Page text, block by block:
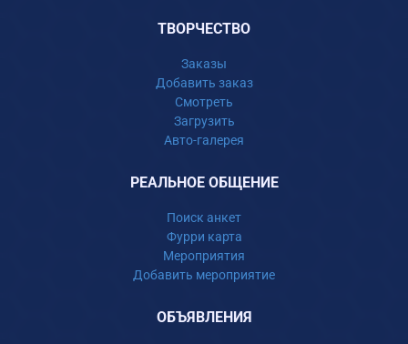
ТВОРЧЕСТВО
Заказы
Добавить заказ
Смотреть
Загрузить
Авто-галерея
РЕАЛЬНОЕ ОБЩЕНИЕ
Поиск анкет
Фурри карта
Мероприятия
Добавить мероприятие
ОБЪЯВЛЕНИЯ